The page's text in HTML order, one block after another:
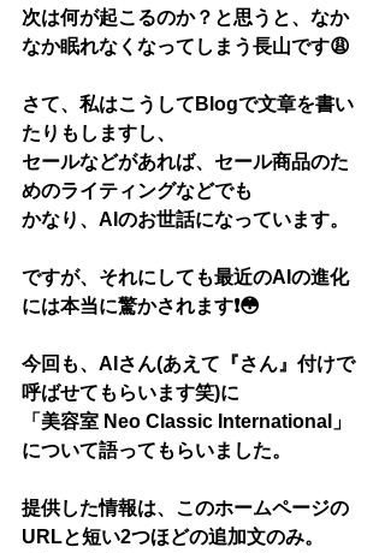
次は何が起こるのか？と思うと、なか
なか眠れなくなってしまう長山です😩
さて、私はこうしてBlogで文章を書い
たりもしますし、
セールなどがあれば、セール商品のた
めのライティングなどでも
かなり、AIのお世話になっています。
ですが、それにしても最近のAIの進化
には本当に驚かされます❗️😳
今回も、AIさん(あえて『さん』付けで
呼ばせてもらいます笑)に
「美容室 Neo Classic International」
について語ってもらいました。
提供した情報は、このホームページの
URLと短い2つほどの追加文のみ。